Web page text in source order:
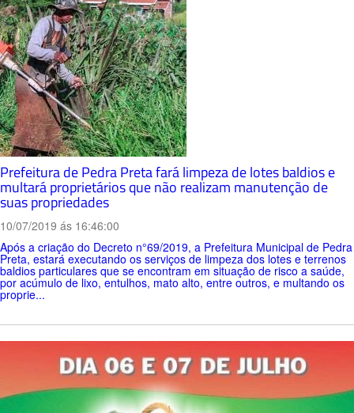
Prefeitura de Pedra Preta fará limpeza de lotes baldios e
multará proprietários que não realizam manutenção de
suas propriedades
10/07/2019 ás 16:46:00
Após a criação do Decreto n°69/2019, a Prefeitura Municipal de Pedra
Preta, estará executando os serviços de limpeza dos lotes e terrenos
baldios particulares que se encontram em situação de risco a saúde,
por acúmulo de lixo, entulhos, mato alto, entre outros, e multando os
proprie...